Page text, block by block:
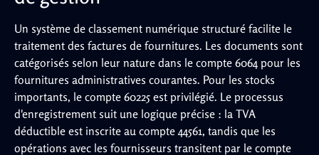
Un système de classement numérique structuré facilite le
traitement des factures de fournitures. Les documents sont
catégorisés selon leur nature dans le compte 6064 pour les
fournitures administratives courantes. Pour les stocks
importants, le compte 60225 est privilégié. Le processus
d'enregistrement suit une logique précise : la TVA
déductible est inscrite au compte 44561, tandis que les
opérations avec les fournisseurs transitent par le compte